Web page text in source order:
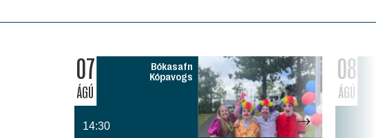
07
ÁGÚ
Bókasafn
Kópavogs
14:30
08
ÁGÚ